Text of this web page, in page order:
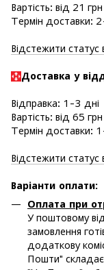
Вартість: від 21 грн
Термін доставки:
Відстежити статус
Доставка у в
Відправка: 1-3 дні
Вартість: від 65 грн
Термін доставки:
Відстежити статус
Варіанти оплати:
Оплата при
У поштовому
замовлення
додаткову
Пошти" складає